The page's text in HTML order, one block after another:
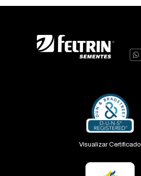
Rúcula
Tomate
Visualizar Certificado